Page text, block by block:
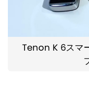
Tenon K 6スマ